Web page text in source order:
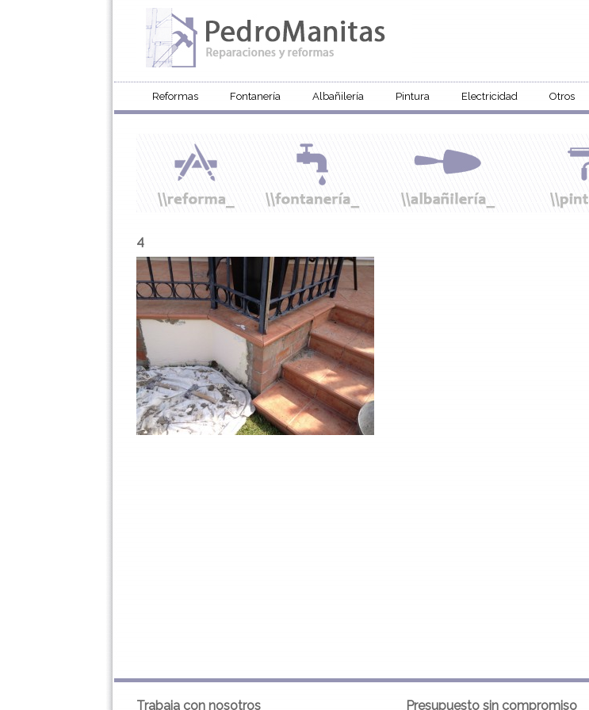
Reformas Fontanería Albañilería Pintura Electricidad Otros
4
Trabaja con nosotros Presupuesto sin compromiso